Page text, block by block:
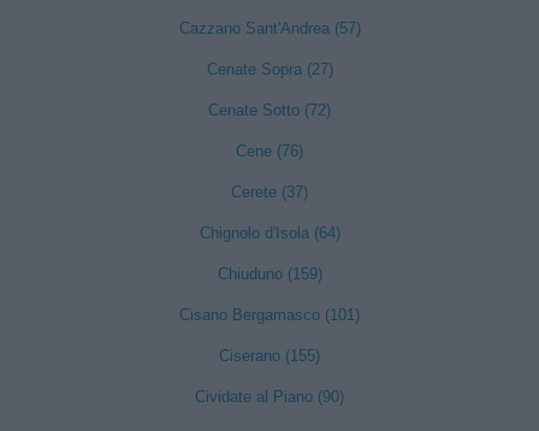
Cazzano Sant'Andrea (57)
Cenate Sopra (27)
Cenate Sotto (72)
Cene (76)
Cerete (37)
Chignolo d'Isola (64)
Chiuduno (159)
Cisano Bergamasco (101)
Ciserano (155)
Cividate al Piano (90)